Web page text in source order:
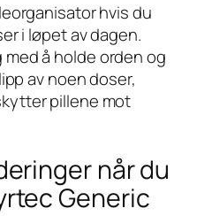
hvis du
i løpet av dagen.
å holde orden og
av noen doser,
pillene mot
når du
Generic